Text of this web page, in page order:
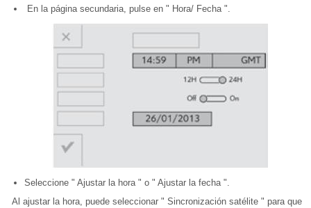
En la página secundaria, pulse en " Hora/ Fecha ".
Seleccione " Ajustar la hora " o " Ajustar la fecha ".
Al ajustar la hora, puede seleccionar " Sincronización satélite " para que